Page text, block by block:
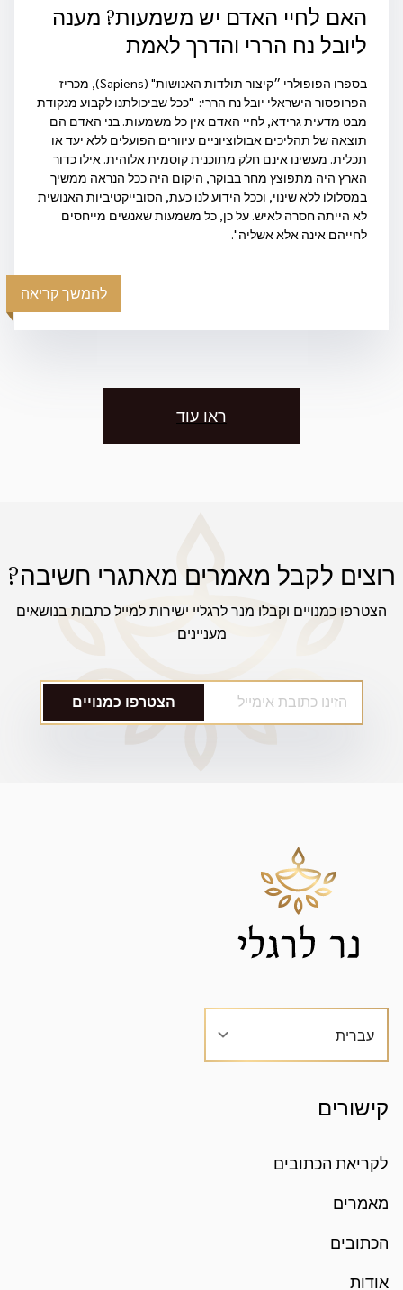
האם לחיי האדם יש משמעות? מענה
ליובל נח הררי והדרך לאמת
בספרו הפופולרי ״קיצור תולדות האנושות" (Sapiens), מכריז
הפרופסור הישראלי יובל נח הררי: "ככל שביכולתנו לקבוע מנקודת
מבט מדעית גרידא, לחיי האדם אין כל משמעות. בני האדם הם
תוצאה של תהליכים אבולוציוניים עיוורים הפועלים ללא יעד או
תכלית. מעשינו אינם חלק מתוכנית קוסמית אלוהית. אילו כדור
הארץ היה מתפוצץ מחר בבוקר, היקום היה ככל הנראה ממשיך
במסלולו ללא שינוי, וככל הידוע לנו כעת, הסובייקטיביות האנושית
לא הייתה חסרה לאיש. על כן, כל משמעות שאנשים מייחסים
לחייהם אינה אלא אשליה".
להמשך קריאה
ראו עוד
רוצים לקבל מאמרים מאתגרי חשיבה?
הצטרפו כמנויים וקבלו מנר לרגליי ישירות למייל כתבות בנושאים
מעניינים
הצטרפו כמנויים
עברית
קישורים
לקריאת הכתובים
מאמרים
הכתובים
אודות